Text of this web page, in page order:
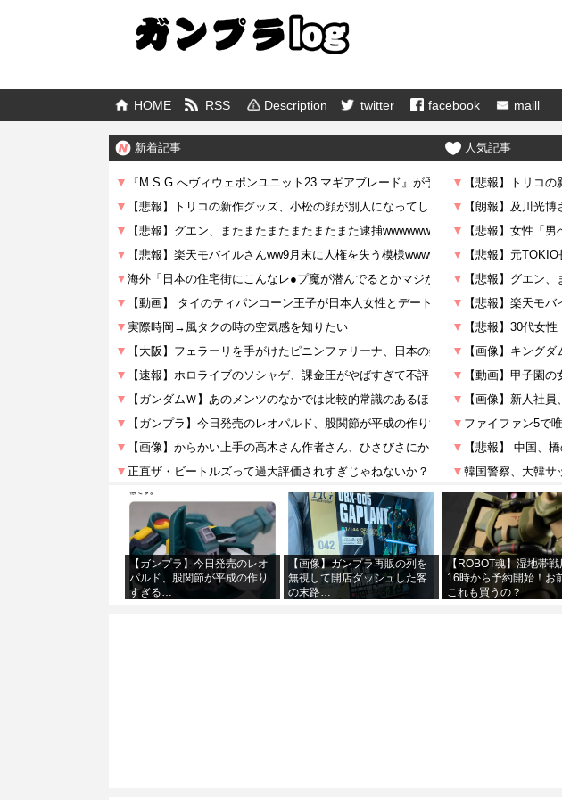
HOME RSS Description twitter facebook maill
新着記事 人気記事
【ガンプラ】今日発売のレオ
パルド、股関節が平成の作り
すぎる…
【画像】ガンプラ再販の列を
無視して開店ダッシュした客
の末路…
【ROBOT魂】湿地帯戦
16時から予約開始！お
これも買うの？